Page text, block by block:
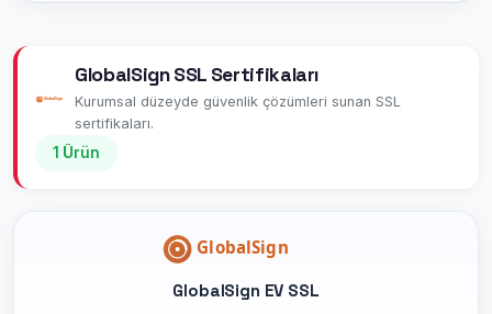
GlobalSign SSL Sertifikaları
Kurumsal düzeyde güvenlik çözümleri sunan SSL
sertifikaları.
1 Ürün
GlobalSign EV SSL